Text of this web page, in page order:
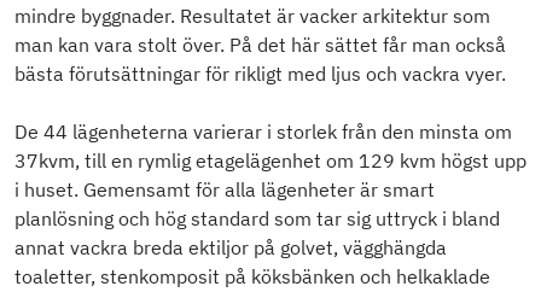
mindre byggnader. Resultatet är vacker arkitektur som
man kan vara stolt över. På det här sättet får man också
bästa förutsättningar för rikligt med ljus och vackra vyer.
De 44 lägenheterna varierar i storlek från den minsta om
37kvm, till en rymlig etagelägenhet om 129 kvm högst upp
i huset. Gemensamt för alla lägenheter är smart
planlösning och hög standard som tar sig uttryck i bland
annat vackra breda ektiljor på golvet, vägghängda
toaletter, stenkomposit på köksbänken och helkaklade